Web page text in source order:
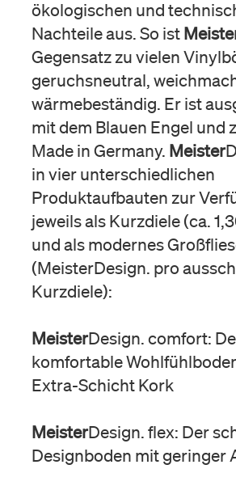
ökologischen und
Nachteile aus. So ist
Gegensatz zu vielen
geruchsneutral,
wärmebeständig. Er ist
mit dem Blauen Engel und
Made in Germany. Meister
in vier unterschiedlichen
Produktaufbauten zur
jeweils als Kurzdiele (ca.
und als modernes
(MeisterDesign. pro
Kurzdiele):
MeisterDesign. comfort:
komfortable
Extra-Schicht Kork
MeisterDesign. flex: Der
Designboden mit geringer